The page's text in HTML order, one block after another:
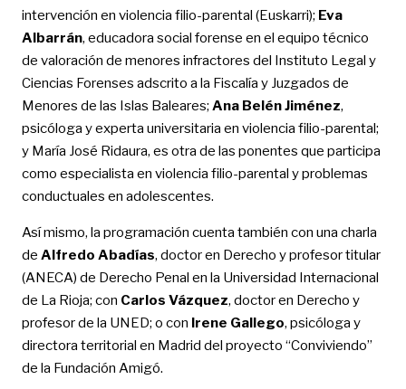
intervención en violencia filio-parental (Euskarri); Eva
Albarrán, educadora social forense en el equipo técnico
de valoración de menores infractores del Instituto Legal y
Ciencias Forenses adscrito a la Fiscalía y Juzgados de
Menores de las Islas Baleares; Ana Belén Jiménez,
psicóloga y experta universitaria en violencia filio-parental;
y María José Ridaura, es otra de las ponentes que participa
como especialista en violencia filio-parental y problemas
conductuales en adolescentes.
Así mismo, la programación cuenta también con una charla
de Alfredo Abadías, doctor en Derecho y profesor titular
(ANECA) de Derecho Penal en la Universidad Internacional
de La Rioja; con Carlos Vázquez, doctor en Derecho y
profesor de la UNED; o con Irene Gallego, psicóloga y
directora territorial en Madrid del proyecto “Conviviendo”
de la Fundación Amigó.